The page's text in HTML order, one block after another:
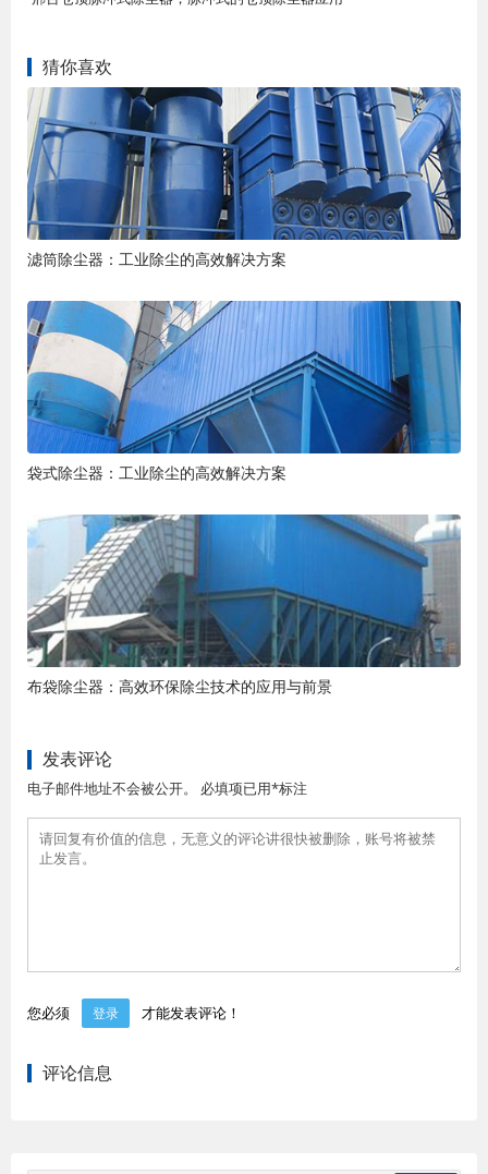
猜你喜欢
滤筒除尘器：工业除尘的高效解决方案
袋式除尘器：工业除尘的高效解决方案
布袋除尘器：高效环保除尘技术的应用与前景
发表评论
电子邮件地址不会被公开。 必填项已用*标注
您必须 登录 才能发表评论！
评论信息